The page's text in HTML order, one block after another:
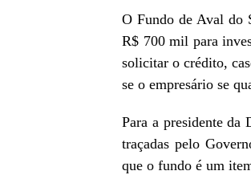
O Fundo de Aval do
R$ 700 mil para
solicitar o crédito,
se o empresário se
Para a presidente da
traçadas pelo
que o fundo é um